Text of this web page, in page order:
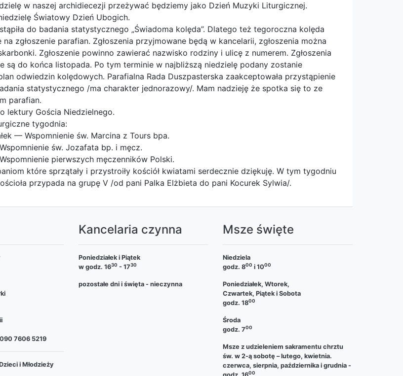
w naszej archidiecezji przeżywać będziemy jako Dzień Muzyki Liturgicznej.
Światowy Dzień Ubogich.
do badania statystycznego „Świadoma kolęda”. Dlatego też tegoroczna kolęda
zgłoszenie parafian. Zgłoszenia przyjmowane będą w kancelarii, zgłoszenia można
Zgłoszenie powinno zawierać nazwisko rodziny i ulicę z numerem. Zgłoszenia
są do końca listopada. Po tym terminie w najbliższą niedzielę podany zostanie
odwiedzin kolędowych. Parafialna Rada Duszpasterska zaakceptowała przystąpienie
statystycznego /ma charakter jednorazowy/. Mam nadzieję że spotka się to ze
parafian.
lektury Gościa Niedzielnego.
tygodnia:
— Wspomnienie św. Marcina z Tours bpa.
św. Jozafata bp. i męcz.
pierwszych męczenników Polski.
które sprzątały i przystroiły kościół kwiatami serdecznie dziękuję. W tym tygodniu
przypada na grupę V /od pani Palka Elżbieta do pani Kocurek Sylwia/.
7606 5219
i Młodzieży
Kancelaria czynna
Poniedziałek i Piątek
w godz. 1630 - 1730
pozostałe dni i święta - nieczynna
Msze święte
Niedziela
godz. 800 i 1000
Poniedziałek, Wtorek,
Czwartek, Piątek i Sobota
godz. 1800
Środa
godz. 700
Msze z udzieleniem sakramentu chrztu
św. w 2-ą sobotę – lutego, kwietnia.
czerwca, sierpnia, października i grudnia -
00